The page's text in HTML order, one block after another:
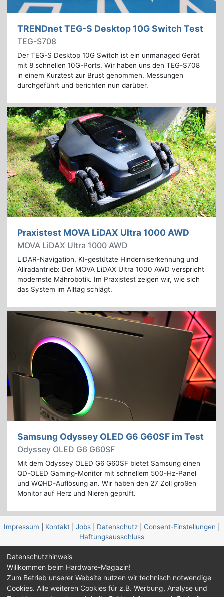
TRENDnet TEG-S Desktop 10G Switch Test
TEG-S708
Der TEG-S Desktop 10G Switch ist ein unmanaged Gerät
mit 8 schnellen 10G-Ports. Wir haben uns den TEG-S708
in einem Kurztest zur Brust genommen, Messungen
durchgeführt und berichten nun darüber.
Praxistest MOVA LiDAX Ultra 1000 AWD
MOVA LiDAX Ultra 1000 AWD
LiDAR-Navigation, KI-gestützte Hinderniserkennung und
Allradantrieb: Der MOVA LiDAX Ultra 1000 AWD verspricht
modernste Mährobotik. Im Praxistest zeigen wir, wie sich
das System im Alltag schlägt.
Samsung Odyssey OLED G6 G60SF im Test
Odyssey OLED G6 G60SF
Mit dem Odyssey OLED G6 G60SF bietet Samsung einen
QD-OLED Gaming-Monitor mit schnellem 500-Hz-Panel
und WQHD-Auflösung an. Wir haben den 27 Zoll großen
Monitor auf Herz und Nieren geprüft.
Impressum Kontakt Jobs Datenschutz Consent‑Einstellungen
Haftungsausschluss
Feed Facebook
Twitch
Discord
© Copyright 2001 - 2026 Hardware-Magazin
Datenschutzhinweis
Willkommen beim Hardware-Magazin!
Zum Betrieb unserer Website nutzen wir technisch notwendige
Cookies. Alle weiteren Cookies für z.B. Werbung, Analyse und